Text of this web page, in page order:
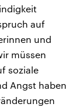
auf
und
müssen
soziale
Angst haben